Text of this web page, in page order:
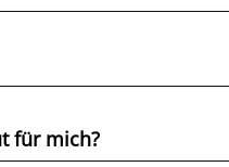
für mich?